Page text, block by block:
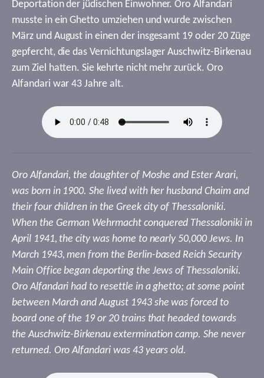
Deportation der jüdischen Einwohner. Oro Alfandari
musste in ein Ghetto umziehen und wurde zwischen
März und August in einen der insgesamt 19 oder 20 Züge
gepfercht, die das Vernichtungslager Auschwitz-Birkenau
zum Ziel hatten. Sie kehrte nicht mehr zurück. Oro
Alfandari war 43 Jahre alt.
Oro Alfandari, the daughter of Moshe and Ester Arari,
was born in 1900. She lived with her husband Chaim and
their four children in the Greek city of Thessaloniki.
When the German Wehrmacht conquered Thessaloniki in
April 1941, the city was home to nearly 50,000 Jews. In
March 1943, men from the Berlin-based Reich Security
Main Office began deporting the Jews of Thessaloniki.
Oro Alfandari had to resettle in a ghetto; at some point
between March and August 1943 she was forced to
board one of the 19 or 20 trains that headed towards
the Auschwitz-Birkenau extermination camp. She never
returned. Oro Alfandari was 43 years old.